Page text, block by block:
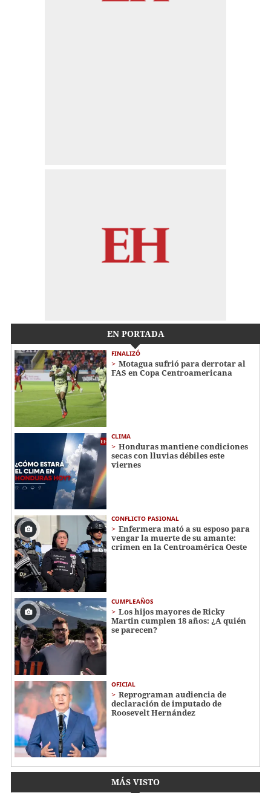
EN PORTADA
FINALIZÓ
Motagua sufrió para derrotar al
FAS en Copa Centroamericana
CLIMA
Honduras mantiene condiciones
secas con lluvias débiles este
viernes
CONFLICTO PASIONAL
Enfermera mató a su esposo para
vengar la muerte de su amante:
crimen en la Centroamérica Oeste
CUMPLEAÑOS
Los hijos mayores de Ricky
Martin cumplen 18 años: ¿A quién
se parecen?
OFICIAL
Reprograman audiencia de
declaración de imputado de
Roosevelt Hernández
MÁS VISTO